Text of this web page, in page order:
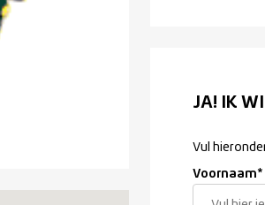
JA! IK
Vul
Voornaam*